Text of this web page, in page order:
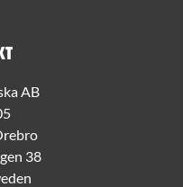
AB
38